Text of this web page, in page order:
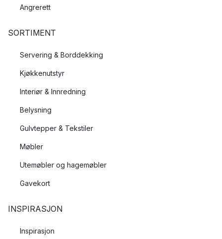
Angrerett
SORTIMENT
Servering & Borddekking
Kjøkkenutstyr
Interiør & Innredning
Belysning
Gulvtepper & Tekstiler
Møbler
Utemøbler og hagemøbler
Gavekort
INSPIRASJON
Inspirasjon